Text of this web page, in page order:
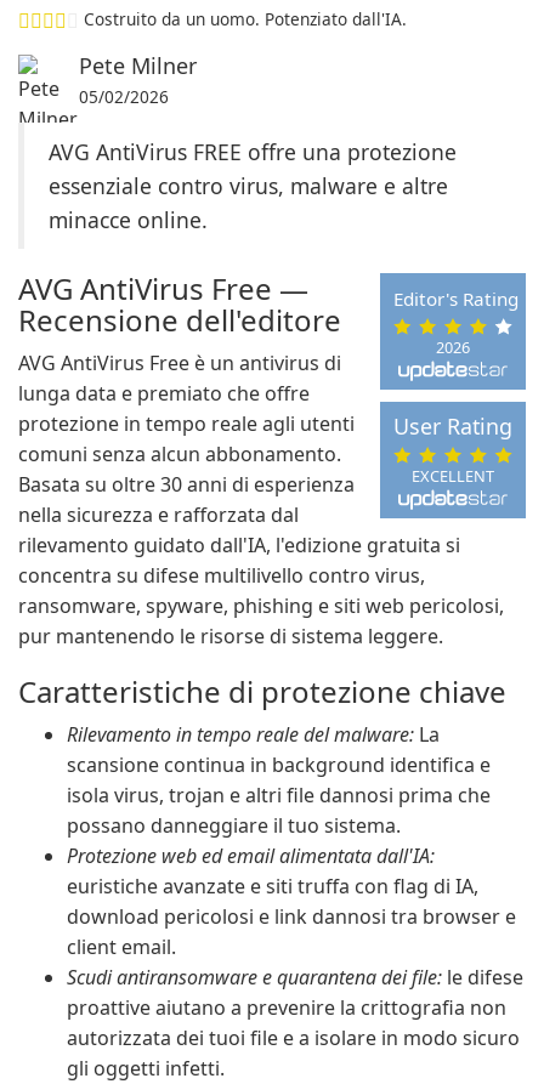
Costruito da un uomo. Potenziato dall'IA.
Pete Milner
05/02/2026
AVG AntiVirus FREE offre una protezione
essenziale contro virus, malware e altre
minacce online.
2026
Editor's Rating
EXCELLENT
User Rating
AVG AntiVirus Free —
Recensione dell'editore
AVG AntiVirus Free è un antivirus di
lunga data e premiato che offre
protezione in tempo reale agli utenti
comuni senza alcun abbonamento.
Basata su oltre 30 anni di esperienza
nella sicurezza e rafforzata dal
rilevamento guidato dall'IA, l'edizione gratuita si
concentra su difese multilivello contro virus,
ransomware, spyware, phishing e siti web pericolosi,
pur mantenendo le risorse di sistema leggere.
Caratteristiche di protezione chiave
Rilevamento in tempo reale del malware: La
scansione continua in background identifica e
isola virus, trojan e altri file dannosi prima che
possano danneggiare il tuo sistema.
Protezione web ed email alimentata dall'IA:
euristiche avanzate e siti truffa con flag di IA,
download pericolosi e link dannosi tra browser e
client email.
Scudi antiransomware e quarantena dei file: le difese
proattive aiutano a prevenire la crittografia non
autorizzata dei tuoi file e a isolare in modo sicuro
gli oggetti infetti.